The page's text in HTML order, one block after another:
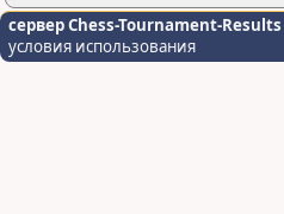
сервер Chess-Tournament-Results
условия использования